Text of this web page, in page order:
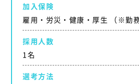
加入保険
雇用・労災・健康・厚生 （※勤
採用人数
1名
選考方法